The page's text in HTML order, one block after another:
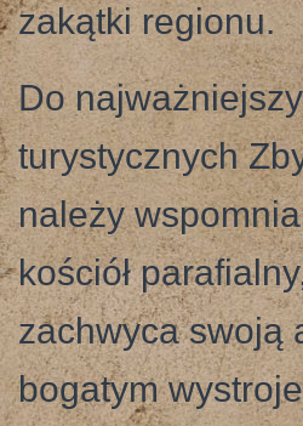
zakątki regionu.
Do
turystycznych
należy
kościół
zachwyca swoją
bogatym